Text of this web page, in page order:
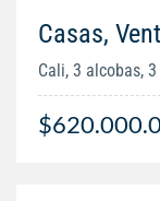
Casas,
Cali, 3 alcobas,